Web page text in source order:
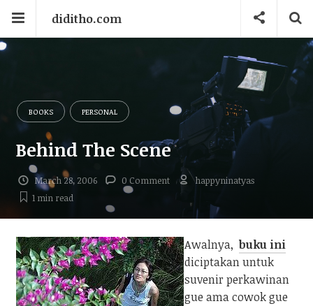
diditho.com
BOOKS PERSONAL
Behind The Scene
March 28, 2006 0 Comment
happyninatyas
1 minread
Awalnya, buku ini
diciptakan untuk
suvenir perkawinan
gue ama cowok gue